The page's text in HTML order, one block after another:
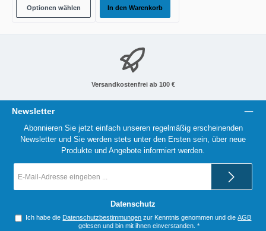
Optionen wählen In den Warenkorb
Versandkostenfrei ab 100 €
Newsletter
Abonnieren Sie jetzt einfach unseren regelmäßig erscheinenden
Newsletter und Sie werden stets unter den Ersten sein, über neue
Produkte und Angebote informiert werden.
Mail-
Datenschutz
Ich habe die Datenschutzbestimmungen zur Kenntnis genommen und dieAGB
gelesen und bin mit ihnen einverstanden. *